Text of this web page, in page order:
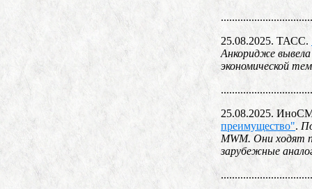
25.08.2025. ТАСС.
Анкоридже
экономической
25.08.2025.
преимущество".
MWM. Они ходят
зарубежные